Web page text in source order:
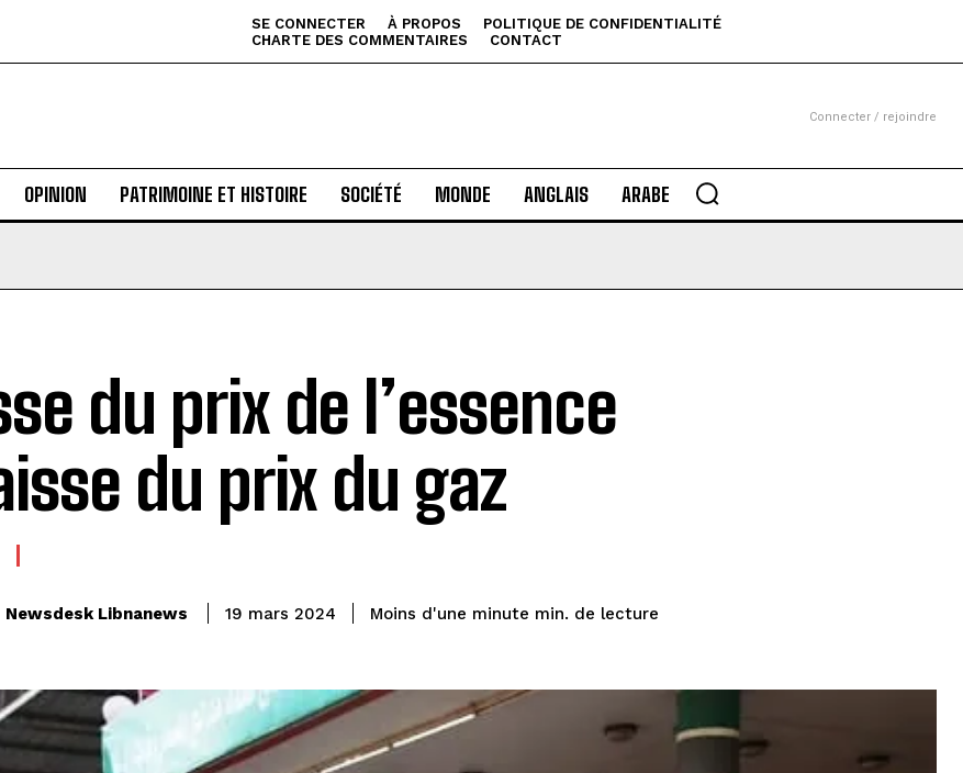
SE CONNECTER À PROPOS
POLITIQUE DE CONFIDENTIALITÉ
CHARTE DES COMMENTAIRES
CONTACT
Connecter / rejoindre
OPINION PATRIMOINE ET HISTOIRE SOCIÉTÉ MONDE ANGLAIS ARABE
du prix de l’essence
du prix du gaz
Newsdesk Libnanews 19 mars 2024 Moins d'une minute min. de lecture